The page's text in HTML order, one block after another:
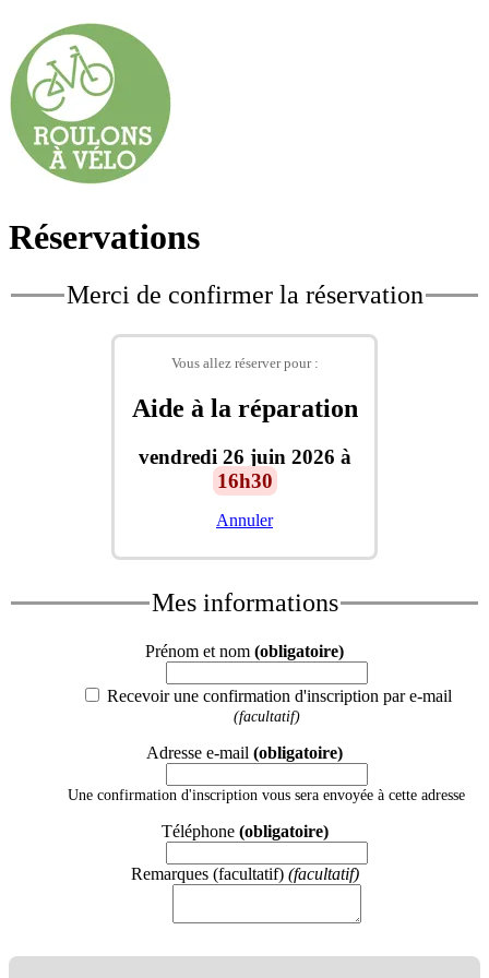
Réservations
Merci de confirmer la réservation
Vous allez réserver pour :
Aide à la réparation
vendredi 26 juin 2026 à
16h30
Annuler
Mes informations
Prénom et nom (obligatoire)
Recevoir une confirmation d'inscription par e-mail
(facultatif)
Adresse e-mail (obligatoire)
Une confirmation d'inscription vous sera envoyée à cette adresse
Téléphone (obligatoire)
Remarques (facultatif) (facultatif)